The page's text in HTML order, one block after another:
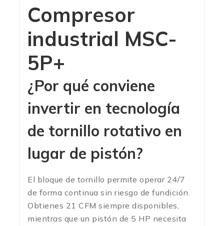
Compresor
industrial MSC-
5P+
¿Por qué conviene
invertir en tecnología
de tornillo rotativo en
lugar de pistón?
El bloque de tornillo permite operar 24/7
de forma continua sin riesgo de fundición.
Obtienes 21 CFM siempre disponibles,
mientras que un pistón de 5 HP necesita